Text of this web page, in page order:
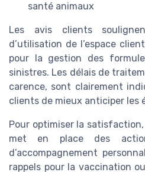
santé animaux
Les avis clients
d’utilisation de l’espace
pour la gestion des
sinistres. Les délais de
carence, sont clairement
clients de mieux anticiper les
Pour optimiser la satisfaction,
met en place des
d’accompagnement
rappels pour la vaccination